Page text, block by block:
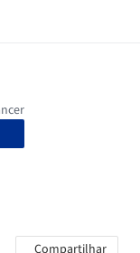
Compartilhar